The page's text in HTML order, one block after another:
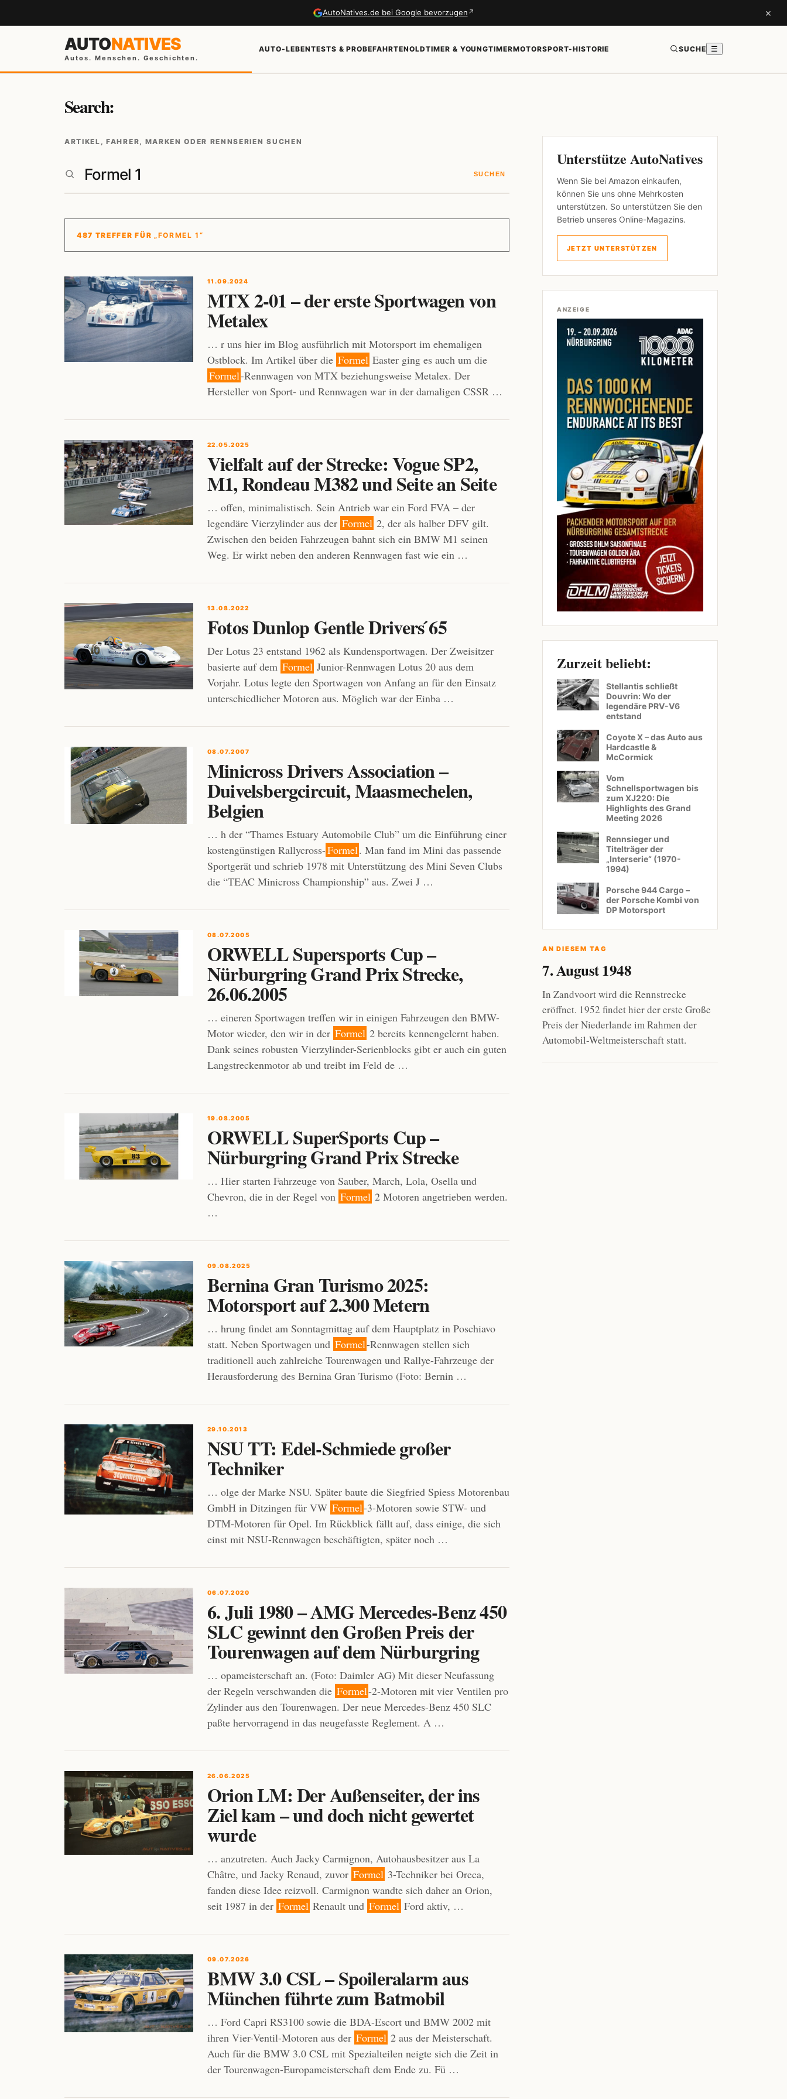
AutoNatives.de bei Google bevorzugen ↗ ×
AUTONATIVES
Autos. Menschen. Geschichten.
AUTO-LEBENTESTS & PROBEFAHRTENOLDTIMER & YOUNGTIMERMOTORSPORT-HISTORIE SUCHE ☰
Search:
ARTIKEL, FAHRER, MARKEN ODER RENNSERIEN SUCHEN
SUCHEN
487 TREFFER FÜR „FORMEL 1“
11.09.2024
MTX 2-01 – der erste Sportwagen von
Metalex
… r uns hier im Blog ausführlich mit Motorsport im ehemaligen
Ostblock. Im Artikel über die Formel Easter ging es auch um die
Formel-Rennwagen von MTX beziehungsweise Metalex. Der
Hersteller von Sport- und Rennwagen war in der damaligen CSSR …
22.05.2025
Vielfalt auf der Strecke: Vogue SP2,
M1, Rondeau M382 und Seite an Seite
… offen, minimalistisch. Sein Antrieb war ein Ford FVA – der
legendäre Vierzylinder aus der Formel 2, der als halber DFV gilt.
Zwischen den beiden Fahrzeugen bahnt sich ein BMW M1 seinen
Weg. Er wirkt neben den anderen Rennwagen fast wie ein …
13.08.2022
Fotos Dunlop Gentle Drivers ́65
Der Lotus 23 entstand 1962 als Kundensportwagen. Der Zweisitzer
basierte auf dem Formel Junior-Rennwagen Lotus 20 aus dem
Vorjahr. Lotus legte den Sportwagen von Anfang an für den Einsatz
unterschiedlicher Motoren aus. Möglich war der Einba …
08.07.2007
Minicross Drivers Association –
Duivelsbergcircuit, Maasmechelen,
Belgien
… h der “Thames Estuary Automobile Club” um die Einführung einer
kostengünstigen Rallycross-Formel. Man fand im Mini das passende
Sportgerät und schrieb 1978 mit Unterstützung des Mini Seven Clubs
die “TEAC Minicross Championship” aus. Zwei J …
08.07.2005
ORWELL Supersports Cup –
Nürburgring Grand Prix Strecke,
26.06.2005
… eineren Sportwagen treffen wir in einigen Fahrzeugen den BMW-
Motor wieder, den wir in der Formel 2 bereits kennengelernt haben.
Dank seines robusten Vierzylinder-Serienblocks gibt er auch ein guten
Langstreckenmotor ab und treibt im Feld de …
19.08.2005
ORWELL SuperSports Cup –
Nürburgring Grand Prix Strecke
… Hier starten Fahrzeuge von Sauber, March, Lola, Osella und
Chevron, die in der Regel von Formel 2 Motoren angetrieben werden.
…
09.08.2025
Bernina Gran Turismo 2025:
Motorsport auf 2.300 Metern
… hrung findet am Sonntagmittag auf dem Hauptplatz in Poschiavo
statt. Neben Sportwagen und Formel-Rennwagen stellen sich
traditionell auch zahlreiche Tourenwagen und Rallye-Fahrzeuge der
Herausforderung des Bernina Gran Turismo (Foto: Bernin …
29.10.2013
NSU TT: Edel-Schmiede großer
Techniker
… olge der Marke NSU. Später baute die Siegfried Spiess Motorenbau
GmbH in Ditzingen für VW Formel-3-Motoren sowie STW- und
DTM-Motoren für Opel. Im Rückblick fällt auf, dass einige, die sich
einst mit NSU-Rennwagen beschäftigten, später noch …
06.07.2020
6. Juli 1980 – AMG Mercedes-Benz 450
SLC gewinnt den Großen Preis der
Tourenwagen auf dem Nürburgring
… opameisterschaft an. (Foto: Daimler AG) Mit dieser Neufassung
der Regeln verschwanden die Formel-2-Motoren mit vier Ventilen pro
Zylinder aus den Tourenwagen. Der neue Mercedes-Benz 450 SLC
paßte hervorragend in das neugefasste Reglement. A …
26.06.2025
Orion LM: Der Außenseiter, der ins
Ziel kam – und doch nicht gewertet
wurde
… anzutreten. Auch Jacky Carmignon, Autohausbesitzer aus La
Châtre, und Jacky Renaud, zuvor Formel 3-Techniker bei Oreca,
fanden diese Idee reizvoll. Carmignon wandte sich daher an Orion,
seit 1987 in der Formel Renault und Formel Ford aktiv, …
09.07.2026
BMW 3.0 CSL – Spoileralarm aus
München führte zum Batmobil
… Ford Capri RS3100 sowie die BDA-Escort und BMW 2002 mit
ihren Vier-Ventil-Motoren aus der Formel 2 aus der Meisterschaft.
Auch für die BMW 3.0 CSL mit Spezialteilen neigte sich die Zeit in
der Tourenwagen-Europameisterschaft dem Ende zu. Fü …
Unterstütze AutoNatives
Wenn Sie bei Amazon einkaufen,
können Sie uns ohne Mehrkosten
unterstützen. So unterstützen Sie den
Betrieb unseres Online-Magazins.
JETZT UNTERSTÜTZEN
ANZEIGE
Zurzeit beliebt:
Stellantis schließt
Douvrin: Wo der
legendäre PRV-V6
entstand
Coyote X – das Auto aus
Hardcastle &
McCormick
Vom
Schnellsportwagen bis
zum XJ220: Die
Highlights des Grand
Meeting 2026
Rennsieger und
Titelträger der
„Interserie“ (1970-
1994)
Porsche 944 Cargo –
der Porsche Kombi von
DP Motorsport
AN DIESEM TAG
7. August 1948
In Zandvoort wird die Rennstrecke
eröffnet. 1952 findet hier der erste Große
Preis der Niederlande im Rahmen der
Automobil-Weltmeisterschaft statt.